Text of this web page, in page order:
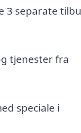
3 separate
tjenester fra
speciale i